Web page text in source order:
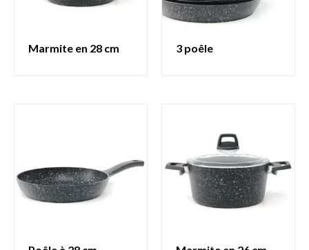
marmite en 28 cm 3 poêle